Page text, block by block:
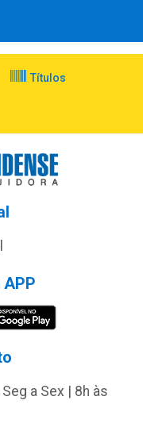
Títulos
a Sex | 8h às